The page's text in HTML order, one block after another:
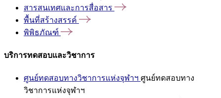
สารสนเทศและการสื่อสาร
พื้นที่สร้างสรรค์
พิพิธภัณฑ์
บริการทดสอบและวิชาการ
ศูนย์ทดสอบทางวิชาการแห่งจุฬาฯ ศูนย์ทดสอบทาง
วิชาการแห่งจุฬาฯ